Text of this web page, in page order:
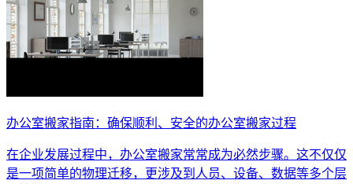
办公室搬家指南：确保顺利、安全的办公室搬家过程
在企业发展过程中，办公室搬家常常成为必然步骤。这不仅仅
是一项简单的物理迁移，更涉及到人员、设备、数据等多个层